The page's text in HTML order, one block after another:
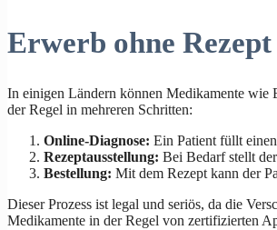
Erwerb ohne Rezept
In einigen Ländern können Medikamente wie
der Regel in mehreren Schritten:
Online-Diagnose: Ein Patient füllt
Rezeptausstellung: Bei Bedarf stellt
Bestellung: Mit dem Rezept kann der
Dieser Prozess ist legal und seriös, da die
Medikamente in der Regel von zertifizierten